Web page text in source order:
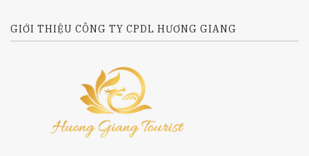
GIỚI THIỆU CÔNG TY CPDL HƯƠNG GIANG